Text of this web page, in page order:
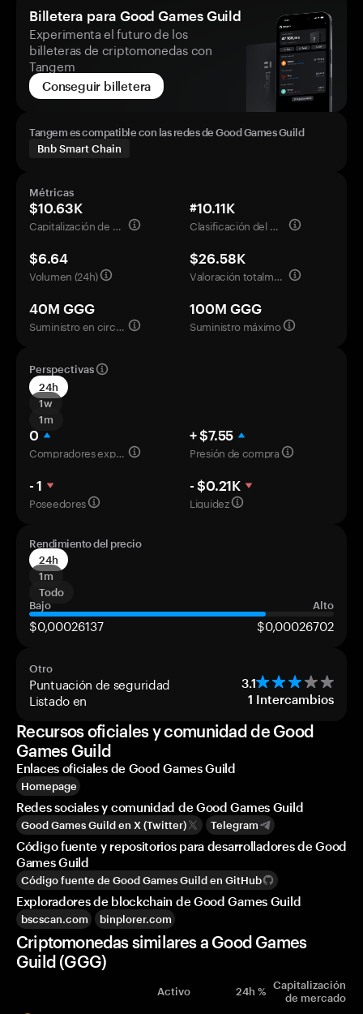
Billetera para Good Games Guild
Experimenta el futuro de los
billeteras de criptomonedas con
Tangem
Conseguir billetera
Tangem es compatible con las redes de Good Games Guild
Bnb Smart Chain
Métricas
$10.63K
Capitalización de mercado
#10.11K
Clasificación del mercado
$6.64
Volumen (24h)
$26.58K
Valoración totalmente diluida
40M GGG
Suministro en circulación
100M GGG
Suministro máximo
Perspectivas
24h
1w
1m
0
Compradores experimentados
+ $7.55
Presión de compra
- 1
Poseedores
- $0.21K
Liquidez
Rendimiento del precio
24h
1m
Todo
Bajo
Alto
$0,00026137 $0,00026702
Otro
Puntuación de seguridad 3.1
Listado en 1 Intercambios
Recursos oficiales y comunidad de Good
Games Guild
Enlaces oficiales de Good Games Guild
Homepage
Redes sociales y comunidad de Good Games Guild
Good Games Guild en X (Twitter) Telegram
Código fuente y repositorios para desarrolladores de Good
Games Guild
Código fuente de Good Games Guild en GitHub
Exploradores de blockchain de Good Games Guild
bscscan.com binplorer.com
Criptomonedas similares a Good Games
Guild (GGG)
Activo 24h % Capitalización
de mercado